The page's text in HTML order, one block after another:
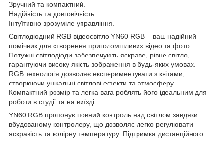
Зручний та компактний.
Надійність та довговічність.
Інтуїтивно зрозуміле управління.
Світлодіодний RGB відеосвітло YN60 RGB – ваш надійний
помічник для створення приголомшливих відео та фото.
Потужні світлодіоди забезпечують яскраве, рівне світло,
гарантуючи високу якість зображення в будь-яких умовах.
RGB технологія дозволяє експериментувати з квітами,
створюючи унікальні світлові ефекти та атмосферу.
Компактний розмір та легка вага роблять його ідеальним для
роботи в студії та на виїзді.
YN60 RGB пропонує повний контроль над світлом завдяки
вбудованому контролеру, що дозволяє легко регулювати
яскравість та колірну температуру. Підтримка дистанційного